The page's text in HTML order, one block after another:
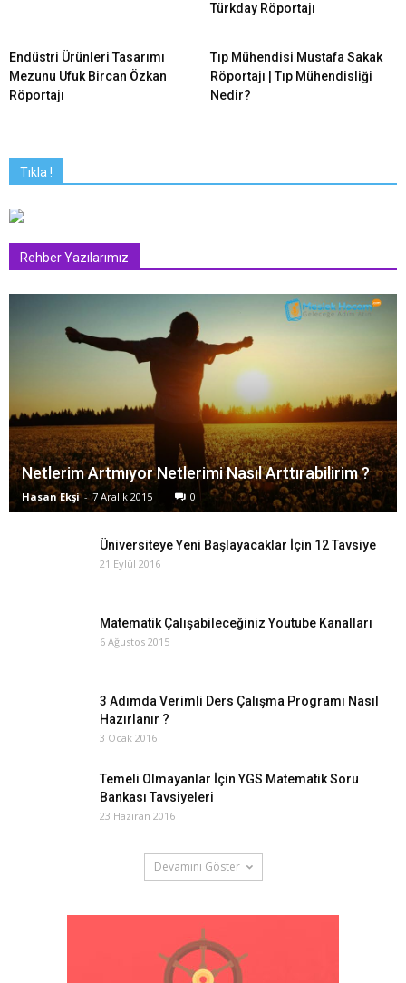
Türkday Röportajı
Endüstri Ürünleri Tasarımı
Mezunu Ufuk Bircan Özkan
Röportajı
Tıp Mühendisi Mustafa Sakak
Röportajı | Tıp Mühendisliği
Nedir?
Tıkla !
Rehber Yazılarımız
Netlerim Artmıyor Netlerimi Nasıl Arttırabilirim ?
Hasan Ekşi - 7 Aralık 2015 0
Üniversiteye Yeni Başlayacaklar İçin 12 Tavsiye
21 Eylül 2016
Matematik Çalışabileceğiniz Youtube Kanalları
6 Ağustos 2015
3 Adımda Verimli Ders Çalışma Programı Nasıl
Hazırlanır ?
3 Ocak 2016
Temeli Olmayanlar İçin YGS Matematik Soru
Bankası Tavsiyeleri
23 Haziran 2016
Devamını Göster